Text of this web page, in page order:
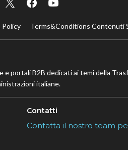
Policy Terms&Conditions Contenuti
portali B2B dedicati ai temi della
italiane.
Contatti
Contatta il nostro team